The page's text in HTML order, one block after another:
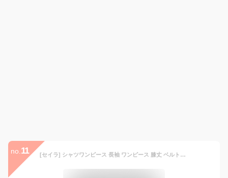
no. 11 [セイラ] シャツワンピース 長袖 ワンピース 膝丈 ベルト付き 折り襟 レトロ Aライン 着痩せ 秋 冬 春 きれいめ おしゃれ 気質 通勤 体型カバー 無地